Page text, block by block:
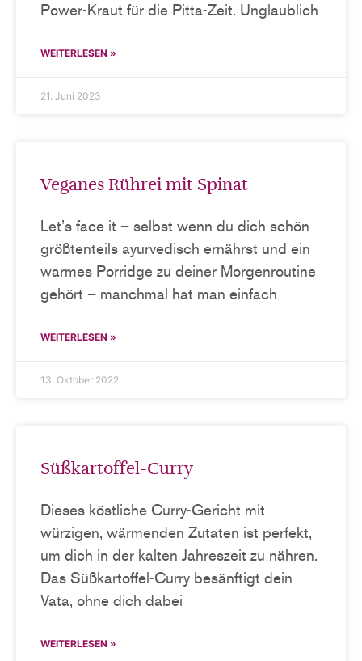
Power-Kraut für die Pitta-Zeit. Unglaublich
WEITERLESEN »
21. Juni 2023
Veganes Rührei mit Spinat
Let’s face it – selbst wenn du dich schön
größtenteils ayurvedisch ernährst und ein
warmes Porridge zu deiner Morgenroutine
gehört – manchmal hat man einfach
WEITERLESEN »
13. Oktober 2022
Süßkartoffel-Curry
Dieses köstliche Curry-Gericht mit
würzigen, wärmenden Zutaten ist perfekt,
um dich in der kalten Jahreszeit zu nähren.
Das Süßkartoffel-Curry besänftigt dein
Vata, ohne dich dabei
WEITERLESEN »